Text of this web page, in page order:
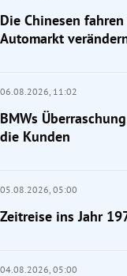
Die Chinesen
Automarkt
06.08.2026, 11:02
BMWs
die Kunden
05.08.2026, 05:00
Zeitreise ins Jahr
04.08.2026, 05:00